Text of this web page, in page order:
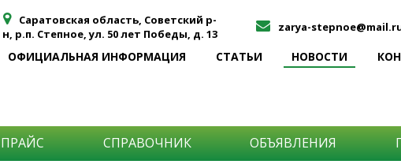
Саратовская область, Советский р-
н, р.п. Степное, ул. 50 лет Победы, д. 13
zarya-
ОФИЦИАЛЬНАЯ ИНФОРМАЦИЯ СТАТЬИ НОВОСТИ
ПРАЙС СПРАВОЧНИК ОБЪЯВЛЕНИЯ